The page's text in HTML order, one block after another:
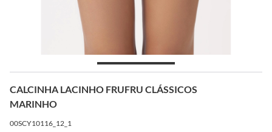
CALCINHA LACINHO FRUFRU CLÁSSICOS
MARINHO
00SCY10116_12_1